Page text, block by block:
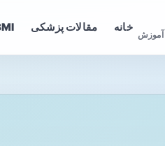
آموزش
خانه مقالات پزشکی